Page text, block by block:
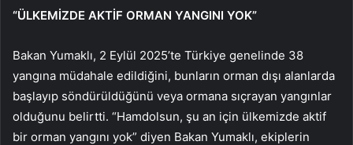
“ÜLKEMİZDE AKTİF ORMAN YANGINI YOK”
Bakan Yumaklı, 2 Eylül 2025’te Türkiye genelinde 38
yangına müdahale edildiğini, bunların orman dışı alanlarda
başlayıp söndürüldüğünü veya ormana sıçrayan yangınlar
olduğunu belirtti. “Hamdolsun, şu an için ülkemizde aktif
bir orman yangını yok” diyen Bakan Yumaklı, ekiplerin